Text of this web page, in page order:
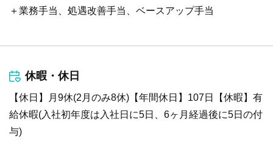
＋業務手当、処遇改善手当、ベースアップ手当
休暇・休日
【休日】月9休(2月のみ8休)【年間休日】107日【休暇】有
給休暇(入社初年度は入社日に5日、6ヶ月経過後に5日の付
与)